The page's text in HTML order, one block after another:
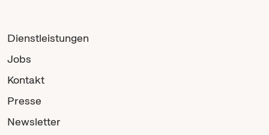
Dienstleistungen
Jobs
Kontakt
Presse
Newsletter